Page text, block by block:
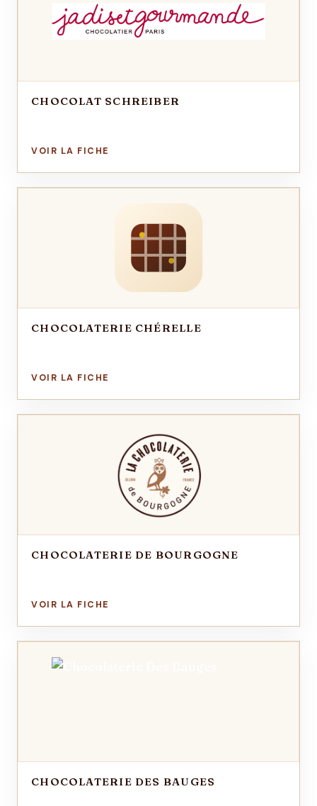
CHOCOLAT SCHREIBER
CHOCOLATERIE CHÉRELLE
CHOCOLATERIE DE BOURGOGNE
CHOCOLATERIE DES BAUGES